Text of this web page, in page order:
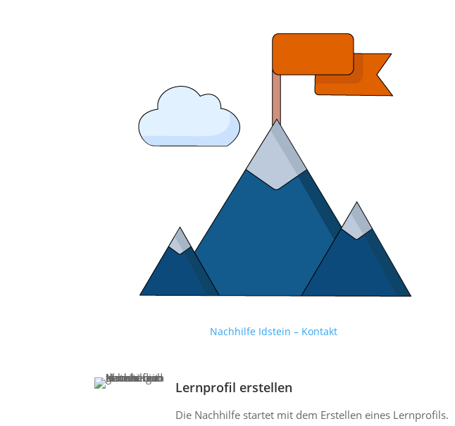
Nachhilfe Idstein – Kontakt
Lernprofil erstellen
Die Nachhilfe startet mit dem Erstellen eines Lernprofils.